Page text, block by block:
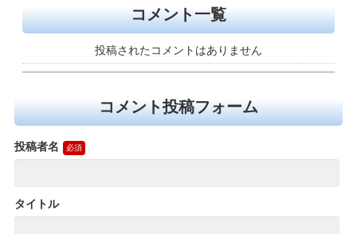
コメント一覧
投稿されたコメントはありません
コメント投稿フォーム
投稿者名
タイトル